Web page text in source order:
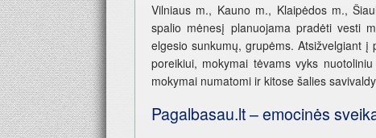
Vilniaus m., Kauno m., Klaipėdos m.,
spalio mėnesį planuojama pradėti vesti
elgesio sunkumų, grupėms. Atsižvelgiant į
poreikiui, mokymai tėvams vyks
mokymai numatomi ir kitose šalies
Pagalbasau.lt – emocinės